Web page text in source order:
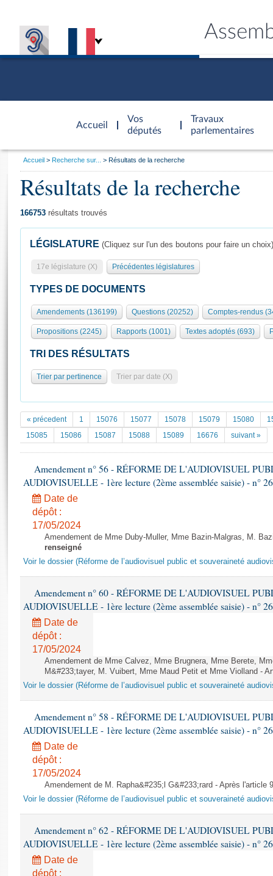
Accueil
d'accueil
Vos
députés
Travaux
parlementaires
Présidence
577 députés
Groupes politiques
Séance publique
Commissions et autres organes
Europe et International
Pétitions
Documents parlementaires
Projets de loi
Propositions de loi
Amendements
Textes adoptés
Rapports d'information
Rapports d'enquête
Rapports législatifs
Rapports sur l'application des lois
Baromètre de l’application des lois
Dossiers législatifs
Budget et sécurité sociale
Questions écrites et orales
Comptes rendus des débats
Général
Rôle et pouvoirs de l'Assemblée
Organisation de l'Assemblée
Présidence Conférence des Présidents Bureau Collège des
Statistiques et chiffres clés
Documents de référence
( Constitution | Règlement de l'Assemblée ... )
Histoire
Juniors
Anciennes législatures
Liens vers les sites publics
Visiter l'Assemblée
Visite virtuelle du palais Bourbon
Assister à une séance
La Bibliothèque
Les archives
Contacts et plan d'accès
Photos libres de droit
Vous
Accueil Recherche sur... Résultats de la recherche
Résultats de la recherche
166753 résultats trouvés
LÉGISLATURE (Cliquez sur l'un des boutons pour faire un choix)
17e législature (X) Précédentes législatures
TYPES DE DOCUMENTS
Amendements (136199) Questions (20252) Comptes-rendus
Propositions (2245) Rapports (1001) Textes adoptés (693)
TRI DES RÉSULTATS
Trier par pertinence Trier par date (X)
« précedent 1 15076 15077 15078 15079 15080
15085
15086 15087 15088 15089 16676 suivant »
Amendement n° 56 - RÉFORME DE L'AUDIOVISUEL
AUDIOVISUELLE - 1ère lecture (2ème assemblée saisie) - n°
Date de
dépôt :
17/05/2024
Amendement de Mme Duby-Muller, Mme Bazin-Malgras, M.
renseigné
Voir le dossier (Réforme de l’audiovisuel public et souveraineté
Amendement n° 60 - RÉFORME DE L'AUDIOVISUEL
AUDIOVISUELLE - 1ère lecture (2ème assemblée saisie) - n°
Date de
dépôt :
17/05/2024
Amendement de Mme Calvez, Mme Brugnera, Mme Berete,
M&#233;tayer, M. Vuibert, Mme Maud Petit et Mme Violland -
Voir le dossier (Réforme de l’audiovisuel public et souveraineté
Amendement n° 58 - RÉFORME DE L'AUDIOVISUEL
AUDIOVISUELLE - 1ère lecture (2ème assemblée saisie) - n°
Date de
dépôt :
17/05/2024
Amendement de M. Rapha&#235;l G&#233;rard - Après l'article
Voir le dossier (Réforme de l’audiovisuel public et souveraineté
Amendement n° 62 - RÉFORME DE L'AUDIOVISUEL
AUDIOVISUELLE - 1ère lecture (2ème assemblée saisie) - n°
Date de
dépôt :